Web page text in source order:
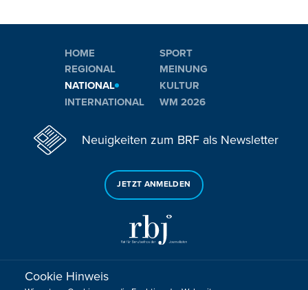
HOME
REGIONAL
NATIONAL
INTERNATIONAL
SPORT
MEINUNG
KULTUR
WM 2026
Neuigkeiten zum BRF als Newsletter
JETZT ANMELDEN
Sie haben noch Fragen oder Anmerkungen?
Cookie Hinweis